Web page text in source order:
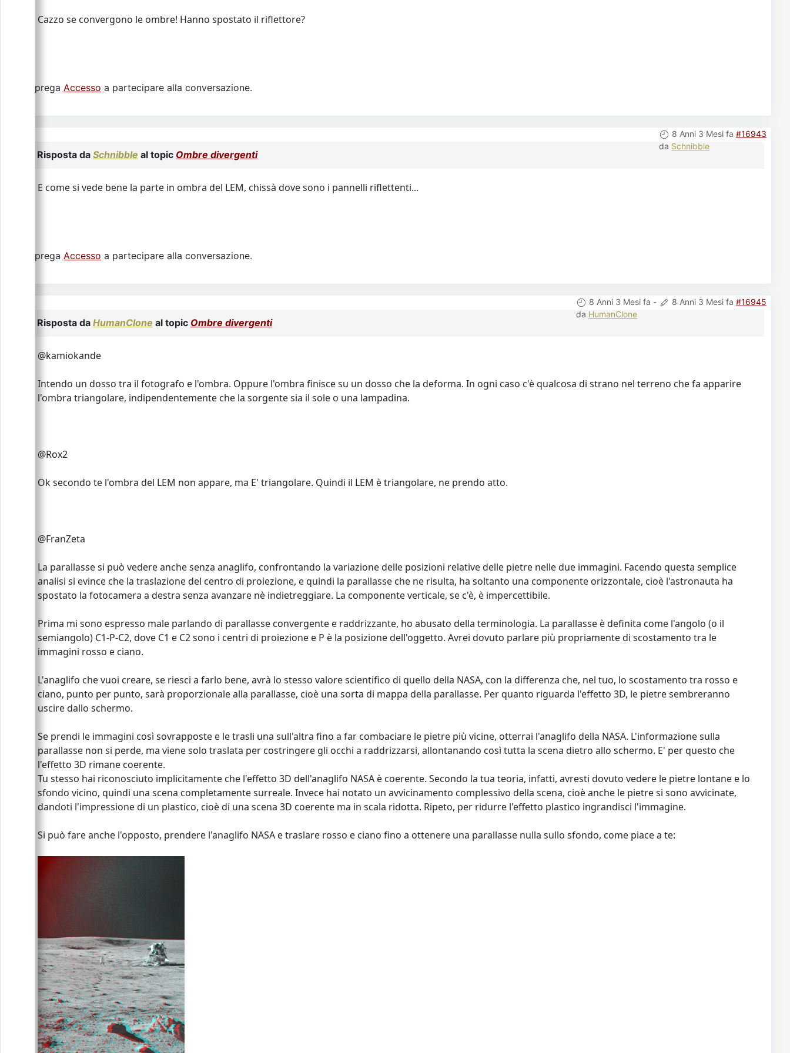
Cazzo se convergono le ombre! Hanno spostato il riflettore?
Si prega Accesso a partecipare alla conversazione.
8 Anni 3 Mesi fa #16943
da Schnibble
Risposta da Schnibble al topic Ombre divergenti
E come si vede bene la parte in ombra del LEM, chissà dove sono i pannelli riflettenti...
Si prega Accesso a partecipare alla conversazione.
8 Anni 3 Mesi fa - 8 Anni 3 Mesi fa #16945
da HumanClone
Risposta da HumanClone al topic Ombre divergenti
@kamiokande
Intendo un dosso tra il fotografo e l'ombra. Oppure l'ombra finisce su un dosso che la deforma. In ogni caso c'è qualcosa di strano nel terreno che fa apparire
l'ombra triangolare, indipendentemente che la sorgente sia il sole o una lampadina.
@Rox2
Ok secondo te l'ombra del LEM non appare, ma E' triangolare. Quindi il LEM è triangolare, ne prendo atto.
@FranZeta
La parallasse si può vedere anche senza anaglifo, confrontando la variazione delle posizioni relative delle pietre nelle due immagini. Facendo questa semplice
analisi si evince che la traslazione del centro di proiezione, e quindi la parallasse che ne risulta, ha soltanto una componente orizzontale, cioè l'astronauta ha
spostato la fotocamera a destra senza avanzare nè indietreggiare. La componente verticale, se c'è, è impercettibile.
Prima mi sono espresso male parlando di parallasse convergente e raddrizzante, ho abusato della terminologia. La parallasse è definita come l'angolo (o il
semiangolo) C1-P-C2, dove C1 e C2 sono i centri di proiezione e P è la posizione dell'oggetto. Avrei dovuto parlare più propriamente di scostamento tra le
immagini rosso e ciano.
L'anaglifo che vuoi creare, se riesci a farlo bene, avrà lo stesso valore scientifico di quello della NASA, con la differenza che, nel tuo, lo scostamento tra rosso e
ciano, punto per punto, sarà proporzionale alla parallasse, cioè una sorta di mappa della parallasse. Per quanto riguarda l'effetto 3D, le pietre sembreranno
uscire dallo schermo.
Se prendi le immagini così sovrapposte e le trasli una sull'altra fino a far combaciare le pietre più vicine, otterrai l'anaglifo della NASA. L'informazione sulla
parallasse non si perde, ma viene solo traslata per costringere gli occhi a raddrizzarsi, allontanando così tutta la scena dietro allo schermo. E' per questo che
l'effetto 3D rimane coerente.
Tu stesso hai riconosciuto implicitamente che l'effetto 3D dell'anaglifo NASA è coerente. Secondo la tua teoria, infatti, avresti dovuto vedere le pietre lontane e lo
sfondo vicino, quindi una scena completamente surreale. Invece hai notato un avvicinamento complessivo della scena, cioè anche le pietre si sono avvicinate,
dandoti l'impressione di un plastico, cioè di una scena 3D coerente ma in scala ridotta. Ripeto, per ridurre l'effetto plastico ingrandisci l'immagine.
Si può fare anche l'opposto, prendere l'anaglifo NASA e traslare rosso e ciano fino a ottenere una parallasse nulla sullo sfondo, come piace a te: